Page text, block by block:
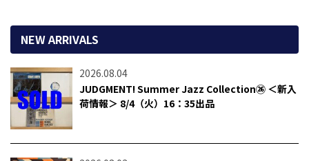
NEW ARRIVALS
2026.08.04
JUDGMENT! Summer Jazz Collection㉖ ＜新入
荷情報＞ 8/4（火）16：35出品